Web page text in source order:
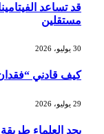
قد تساعد
مستقلين
30 يوليو، 2026
كيف قادني
29 يوليو، 2026
يجد العلماء